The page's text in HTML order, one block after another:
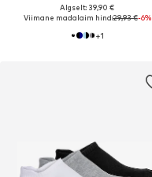
Algselt: 39,90 €
Viimane madalaim hind:29,93 €-6%
+1